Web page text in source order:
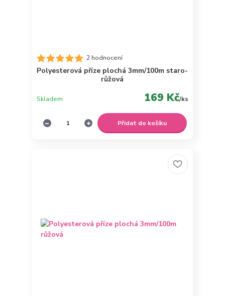
2 hodnocení
Polyesterová příze plochá 3mm/100m staro-
růžová
169 Kč/ks
Skladem
Přidat do košíku